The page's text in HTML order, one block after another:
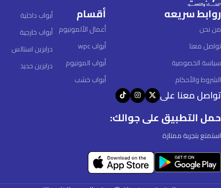
روابط سريعه
من نحن
تواصل معنا
سياسة الخصوصية
الشروط والأحكام
أقسام
أعمال الألمونيوم
أبواب wpc
أبواب المونيوم
أبواب خشب
أبواب داخلية
أبواب خارجية
درابزين استالس
درابزين حديد
تواصل معنا على
حمل التطبيق على جوالك:
استمتع بتجربة ممتازة